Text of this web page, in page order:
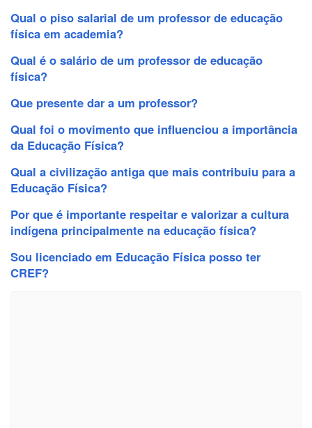
Qual o piso salarial de um professor de educação
física em academia?
Qual é o salário de um professor de educação
física?
Que presente dar a um professor?
Qual foi o movimento que influenciou a importância
da Educação Física?
Qual a civilização antiga que mais contribuiu para a
Educação Física?
Por que é importante respeitar e valorizar a cultura
indígena principalmente na educação física?
Sou licenciado em Educação Física posso ter
CREF?